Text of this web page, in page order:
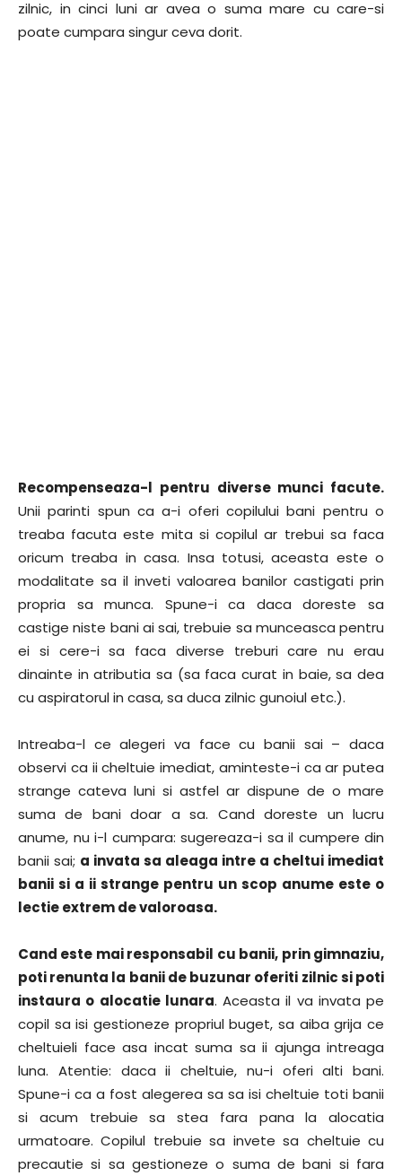
zilnic, in cinci luni ar avea o suma mare cu care-si
poate cumpara singur ceva dorit.
Recompenseaza-l pentru diverse munci facute.
Unii parinti spun ca a-i oferi copilului bani pentru o
treaba facuta este mita si copilul ar trebui sa faca
oricum treaba in casa. Insa totusi, aceasta este o
modalitate sa il inveti valoarea banilor castigati prin
propria sa munca. Spune-i ca daca doreste sa
castige niste bani ai sai, trebuie sa munceasca pentru
ei si cere-i sa faca diverse treburi care nu erau
dinainte in atributia sa (sa faca curat in baie, sa dea
cu aspiratorul in casa, sa duca zilnic gunoiul etc.).
Intreaba-l ce alegeri va face cu banii sai – daca
observi ca ii cheltuie imediat, aminteste-i ca ar putea
strange cateva luni si astfel ar dispune de o mare
suma de bani doar a sa. Cand doreste un lucru
anume, nu i-l cumpara: sugereaza-i sa il cumpere din
banii sai; a invata sa aleaga intre a cheltui imediat
banii si a ii strange pentru un scop anume este o
lectie extrem de valoroasa.
Cand este mai responsabil cu banii, prin gimnaziu,
poti renunta la banii de buzunar oferiti zilnic si poti
instaura o alocatie lunara. Aceasta il va invata pe
copil sa isi gestioneze propriul buget, sa aiba grija ce
cheltuieli face asa incat suma sa ii ajunga intreaga
luna. Atentie: daca ii cheltuie, nu-i oferi alti bani.
Spune-i ca a fost alegerea sa sa isi cheltuie toti banii
si acum trebuie sa stea fara pana la alocatia
urmatoare. Copilul trebuie sa invete sa cheltuie cu
precautie si sa gestioneze o suma de bani si fara